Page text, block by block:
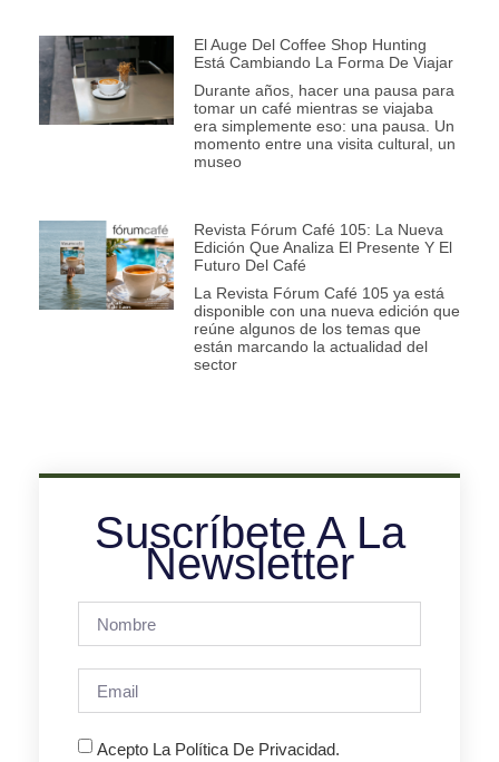
El Auge Del Coffee Shop Hunting
Está Cambiando La Forma De Viajar
Durante años, hacer una pausa para
tomar un café mientras se viajaba
era simplemente eso: una pausa. Un
momento entre una visita cultural, un
museo
Revista Fórum Café 105: La Nueva
Edición Que Analiza El Presente Y El
Futuro Del Café
La Revista Fórum Café 105 ya está
disponible con una nueva edición que
reúne algunos de los temas que
están marcando la actualidad del
sector
Suscríbete A La
Newsletter
Acepto La Política De Privacidad.